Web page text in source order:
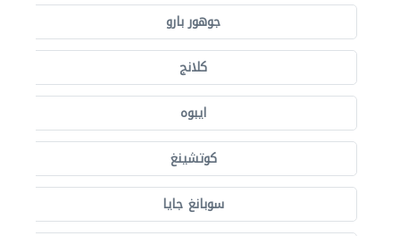
جوهور بارو
كلانج
ايبوه
كوتشينغ
سوبانغ جايا